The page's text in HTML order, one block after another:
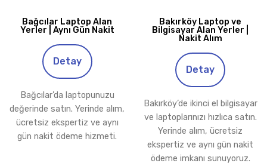
Bağcılar Laptop Alan
Yerler | Aynı Gün Nakit
Detay
Bağcılar’da laptopunuzu
değerinde satın. Yerinde alım,
ücretsiz ekspertiz ve aynı
gün nakit ödeme hizmeti.
Bakırköy Laptop ve
Bilgisayar Alan Yerler |
Nakit Alım
Detay
Bakırköy’de ikinci el bilgisayar
ve laptoplarınızı hızlıca satın.
Yerinde alım, ücretsiz
ekspertiz ve aynı gün nakit
ödeme imkanı sunuyoruz.